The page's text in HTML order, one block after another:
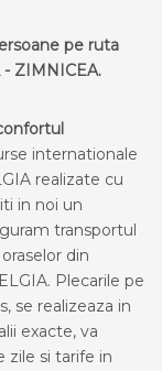
pe ruta
- ZIMNICEA.
internationale
realizate cu
in noi un
transportul
din
Plecarile pe
se realizeaza in
exacte, va
zile si tarife in